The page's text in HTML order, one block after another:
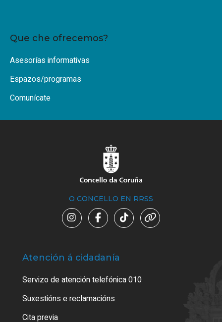
Que che ofrecemos?
Asesorías informativas
Espazos/programas
Comunícate
O CONCELLO EN RRSS
Atención á cidadanía
Servizo de atención telefónica 010
Suxestións e reclamacións
Cita previa